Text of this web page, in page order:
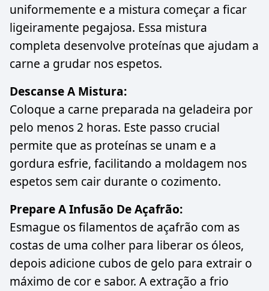
uniformemente e a mistura começar a ficar
ligeiramente pegajosa. Essa mistura
completa desenvolve proteínas que ajudam a
carne a grudar nos espetos.
Descanse A Mistura:
Coloque a carne preparada na geladeira por
pelo menos 2 horas. Este passo crucial
permite que as proteínas se unam e a
gordura esfrie, facilitando a moldagem nos
espetos sem cair durante o cozimento.
Prepare A Infusão De Açafrão:
Esmague os filamentos de açafrão com as
costas de uma colher para liberar os óleos,
depois adicione cubos de gelo para extrair o
máximo de cor e sabor. A extração a frio